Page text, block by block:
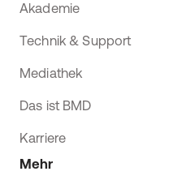
Akademie
Technik & Support
Mediathek
Das ist BMD
Karriere
Mehr